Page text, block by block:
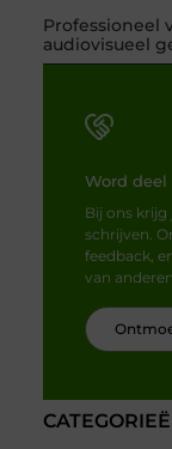
Professioneel
audiovisueel
Word
Bij ons krijg
schrijven.
feedback,
van anderen.